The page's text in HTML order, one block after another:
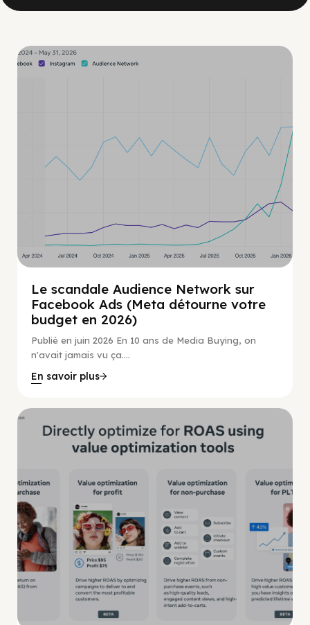
Le scandale Audience Network sur
Facebook Ads (Meta détourne votre
budget en 2026)
Publié en juin 2026 En 10 ans de Media Buying, on
n'avait jamais vu ça....
En savoir plus
Guide Facebook